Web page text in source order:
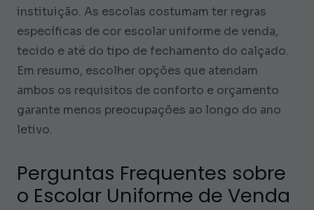
instituição. As escolas costumam ter regras
específicas de cor escolar uniforme de venda,
tecido e até do tipo de fechamento do calçado.
Em resumo, escolher opções que atendam
ambos os requisitos de conforto e orçamento
garante menos preocupações ao longo do ano
letivo.
Perguntas Frequentes sobre
o Escolar Uniforme de Venda